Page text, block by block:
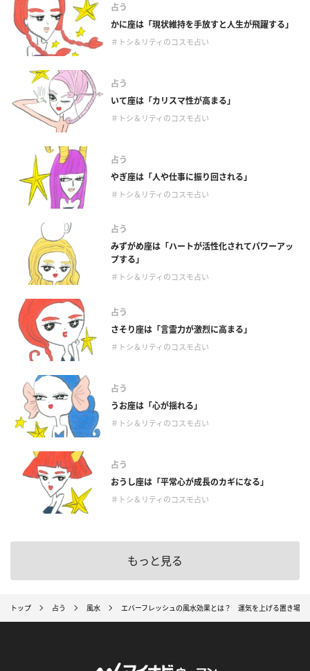
占う
かに座は「現状維持を手放すと人生が飛躍する」
＃トシ＆リティのコスモ占い
占う
いて座は「カリスマ性が高まる」
＃トシ＆リティのコスモ占い
占う
やぎ座は「人や仕事に振り回される」
＃トシ＆リティのコスモ占い
占う
みずがめ座は「ハートが活性化されてパワーアッ
プする」
＃トシ＆リティのコスモ占い
占う
さそり座は「言霊力が激烈に高まる」
＃トシ＆リティのコスモ占い
占う
うお座は「心が揺れる」
＃トシ＆リティのコスモ占い
占う
おうし座は「平常心が成長のカギになる」
＃トシ＆リティのコスモ占い
もっと見る
トップ 占う 風水 エバーフレッシュの風水効果とは？ 運気を上げる置き場所